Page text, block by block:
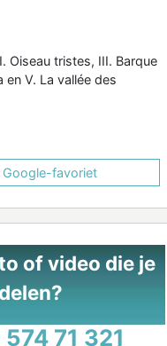
Oiseau tristes, III. Barque
en V. La vallée des
Google-favoriet
of video die je
71 321